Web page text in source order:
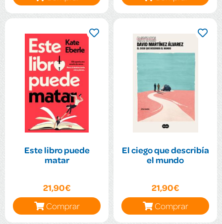
Este libro puede
matar
21,90€
Comprar
El ciego que describía
el mundo
21,90€
Comprar